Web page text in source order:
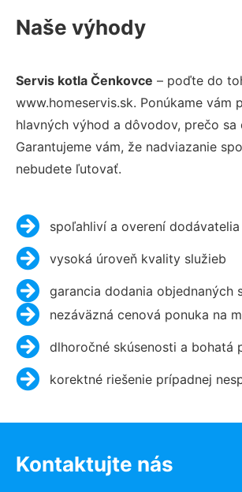
Naše výhody
Servis kotla Čenkovce – poďte do
www.homeservis.sk. Ponúkame vám
hlavných výhod a dôvodov, prečo sa
Garantujeme vám, že nadviazanie
nebudete ľutovať.
spoľahliví a overení
vysoká úroveň kvality služieb
garancia dodania objednaných
nezáväzná cenová ponuka na
dlhoročné skúsenosti a bohatá
korektné riešenie prípadnej
Kontaktujte nás